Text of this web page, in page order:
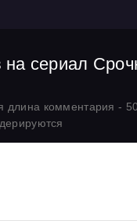
на сериал
длина комментария - 50